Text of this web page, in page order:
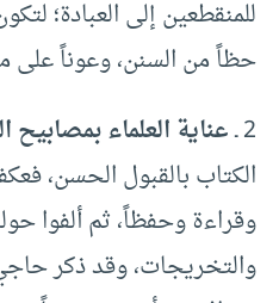
للمنقطعين إلى العبادة؛
حظاً من السنن، وعوناً على
2 ـ عناية العلماء بمصابيح
الكتاب بالقبول الحسن،
وقراءة وحفظاً، ثم ألفوا
والتخريجات، وقد ذكر